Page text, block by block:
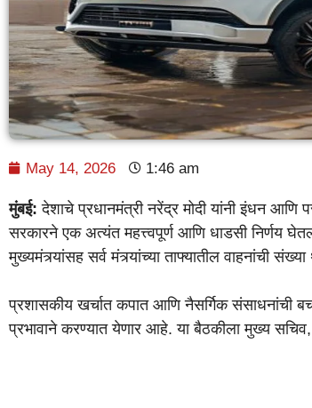
May 14, 2026 1:46 am
मुंबई: देशाचे प्रधानमंत्री नरेंद्र मोदी यांनी इंधन आणि
सरकारने एक अत्यंत महत्त्वपूर्ण आणि धाडसी निर्णय
मुख्यमंत्र्यांसह सर्व मंत्र्यांच्या ताफ्यातील वाहनांची
प्रशासकीय खर्चात कपात आणि नैसर्गिक संसाधनांची
प्रभावाने करण्यात येणार आहे. या बैठकीला मुख्य